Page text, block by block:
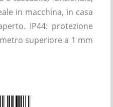
in macchina, in casa
IP44: protezione
superiore a 1 mm